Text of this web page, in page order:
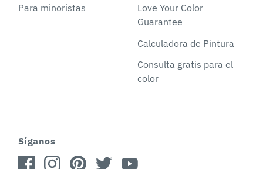
Para minoristas
Love Your Color
Guarantee
Calculadora de Pintura
Consulta gratis para el
color
Síganos